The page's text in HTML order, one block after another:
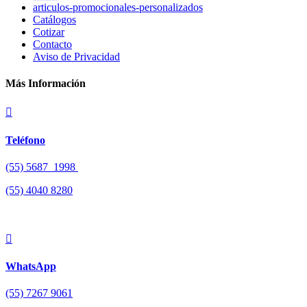
articulos-promocionales-personalizados
Catálogos
Cotizar
Contacto
Aviso de Privacidad
Más Información

Teléfono
(55) 5687 1998
(55) 4040 8280

WhatsApp
(55) 7267 9061